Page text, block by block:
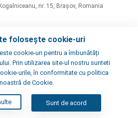
nr. 15, Brașov, Romania
Point Bar
Republicii nr. 42
folosește cookie-uri
cookie-uri pentru a îmbunătăți
Prin utilizarea site-ul nostru sunteti
urile, în conformitate cu politica
noastră de Cookie.
Sunt de acord